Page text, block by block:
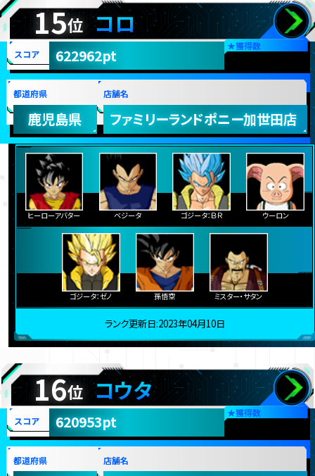
15位 コロ
★獲得数
スコア 622962pt
都道府県
鹿児島県
店舗名
ファミリーランドポニー加世田店
ヒーローアバター ベジータ ゴジータ：ＢＲ ウーロン
ゴジータ：ゼノ 孫悟空 ミスター・サタン
ランク更新日:2023年04月10日
16位 コウタ
★獲得数
スコア 620953pt
都道府県 店舗名